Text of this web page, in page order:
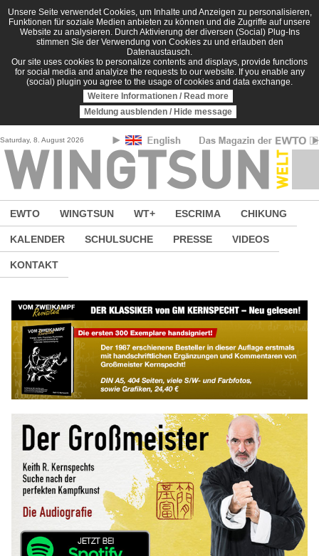
Direkt zum Inhalt
Unsere Seite verwendet Cookies, um Inhalte und Anzeigen zu personalisieren,
Funktionen für soziale Medien anbieten zu können und die Zugriffe auf unsere
Website zu analysieren. Durch Aktivierung der diversen (Social) Plug-Ins
stimmen Sie der Verwendung von Cookies zu und erlauben den
Datenaustausch.
Our site uses cookies to personalize contents and displays, provide functions
for social media and analyize the requests to our website. If you enable any
(social) plugin you agree to the usage of cookies and data exchange.
Weitere Informationen / Read more
Meldung ausblenden / Hide message
Saturday, 8. August 2026
EWTO WINGTSUN WT+ ESCRIMA CHIKUNG
KALENDER SCHULSUCHE PRESSE VIDEOS
KONTAKT